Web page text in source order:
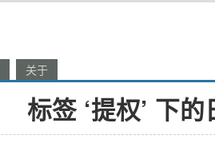
关于
标签 ‘提权’ 下的